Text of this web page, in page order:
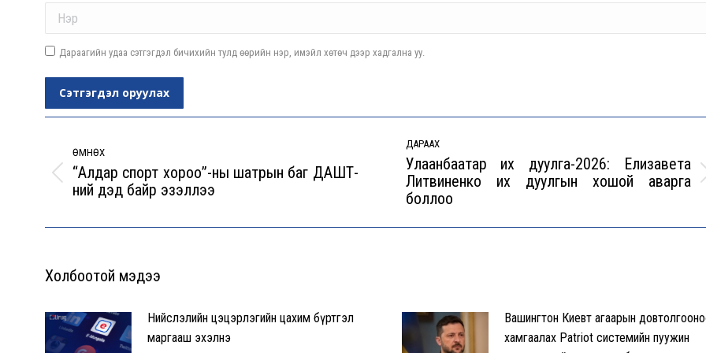
Дараагийн удаа сэтгэгдэл бичихийн тулд өөрийн нэр, имэйл хөтөч дээр хадгална уу.
Сэтгэгдэл оруулах
navigation
ӨМНӨХ
Previous
“Алдар спорт хороо”-ны шатрын баг ДАШТ-
ний дэд байр эзэллээ
ДАРААХ
Next
post:
Улаанбаатар их дуулга-2026: Елизавета
Литвиненко их дуулгын хошой аварга
боллоо
Холбоотой мэдээ
Нийслэлийн цэцэрлэгийн цахим бүртгэл
маргааш эхэлнэ
Вашингтон Киевт агаарын
хамгаалах Patriot системийн пуужин